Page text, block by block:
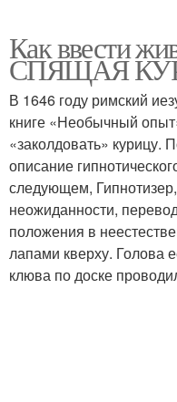
Как ввести
СПЯЩАЯ
В 1646 году римский
книге «Необычный
«заколдовать» курицу.
описание
следующем,
неожиданности,
положения в
лапами кверху. Голова
клюва по доске